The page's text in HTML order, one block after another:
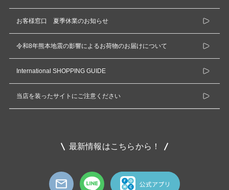
お客様窓口 夏季休業のお知らせ
令和8年熊本地震の影響によるお荷物のお届けについて
International SHOPPING GUIDE
当店を装ったサイトにご注意ください
最新情報はこちらから！